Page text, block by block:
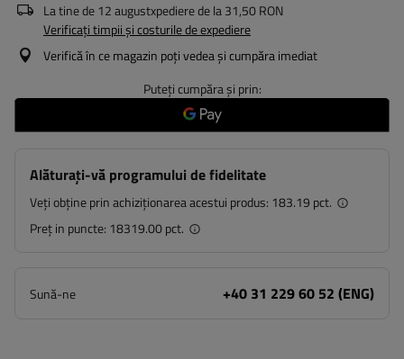
La tine de12 augustxpediere de la31,50 RON
Verificați timpii și costurile de expediere
Verifică în ce magazin poți vedea și cumpăra imediat
Puteți cumpăra și prin:
Alăturați-vă programului de fidelitate
Veți obține prin achiziționarea acestui produs: 183.19 pct.
Preț in puncte: 18319.00 pct.
Sună-ne +40 31 229 60 52 (ENG)